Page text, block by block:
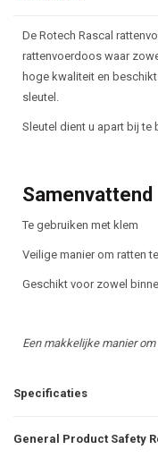
Beschrijving
De Rotech Rascal
rattenvoerdoos waar
hoge kwaliteit en
sleutel.
Sleutel dient u apart bij te
Samenvattend
Te gebruiken met klem
Veilige manier om ratten
Geschikt voor zowel
Een makkelijke manier
Specificaties
General Product Safety